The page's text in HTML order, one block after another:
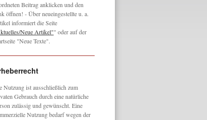
Beitrag anklicken und den
öffnen! - Über neueingestellte u. a.
informiert die Seite
Neue Artikel"" oder auf der
"Neue Texte".
Nutzung ist ausschließlich zum
Gebrauch durch eine natürliche
zulässig und gewünscht. Eine
Nutzung bedarf wegen der